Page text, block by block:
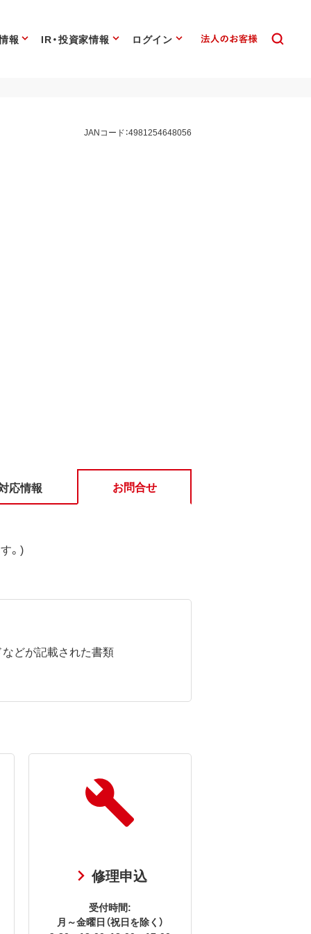
報 IR・投資家情報 ログイン
JANコード：4981254648056
応情報 お問合せ
。)
どが記載された書類
修理申込
受付時間:
月～金曜日（祝日を除く）